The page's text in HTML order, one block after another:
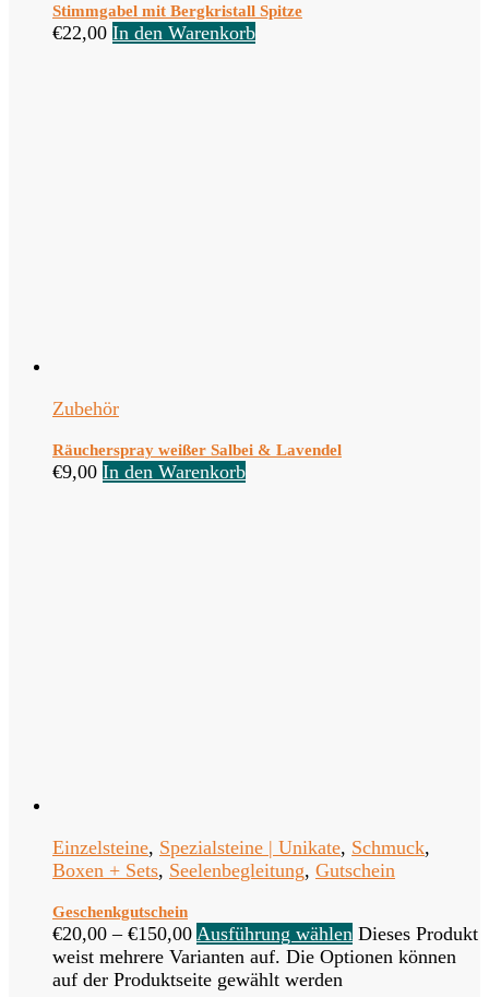
Stimmgabel mit Bergkristall Spitze
€22,00 In den Warenkorb
Zubehör
Räucherspray weißer Salbei & Lavendel
€9,00 In den Warenkorb
Einzelsteine, Spezialsteine | Unikate, Schmuck,
Boxen + Sets, Seelenbegleitung, Gutschein
Geschenkgutschein
€20,00 – €150,00 Ausführung wählen Dieses Produkt
weist mehrere Varianten auf. Die Optionen können
auf der Produktseite gewählt werden